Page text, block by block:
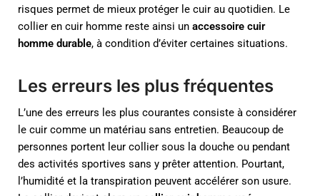
risques permet de mieux protéger le cuir au quotidien. Le
collier en cuir homme reste ainsi un accessoire cuir
homme durable, à condition d’éviter certaines situations.
Les erreurs les plus fréquentes
L’une des erreurs les plus courantes consiste à considérer
le cuir comme un matériau sans entretien. Beaucoup de
personnes portent leur collier sous la douche ou pendant
des activités sportives sans y prêter attention. Pourtant,
l’humidité et la transpiration peuvent accélérer son usure.